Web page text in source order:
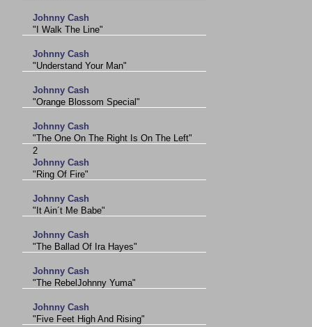
Johnny Cash
"I Walk The Line"
Johnny Cash
"Understand Your Man"
Johnny Cash
"Orange Blossom Special"
Johnny Cash
"The One On The Right Is On The Left"
2
Johnny Cash
"Ring Of Fire"
Johnny Cash
"It Ain´t Me Babe"
Johnny Cash
"The Ballad Of Ira Hayes"
Johnny Cash
"The RebelJohnny Yuma"
Johnny Cash
"Five Feet High And Rising"